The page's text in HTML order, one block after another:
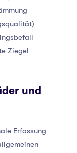
Ziegel
und
Erfassung